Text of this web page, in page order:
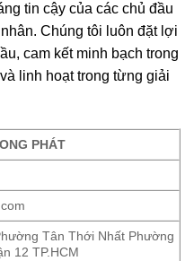
tin cậy của các chủ đầu
Chúng tôi luôn đặt lợi
cam kết minh bạch trong
linh hoạt trong từng giải
PHÁT
Tân Thới Nhất Phường
12 TP.HCM